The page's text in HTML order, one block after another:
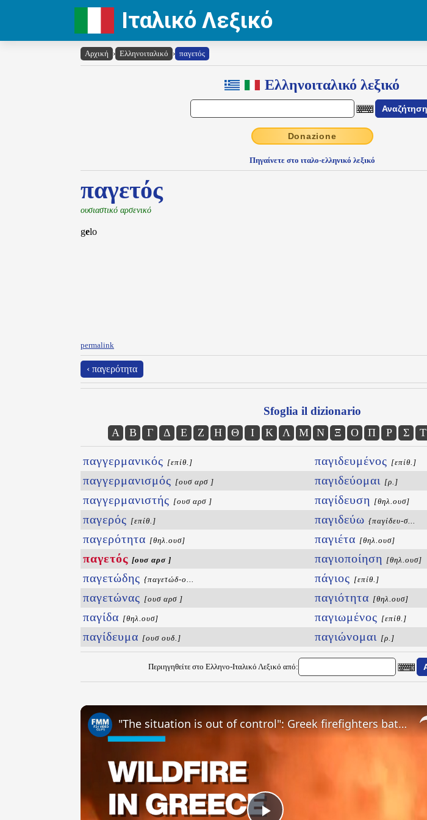
Ιταλικό Λεξικό
Αρχική › Ελληνοιταλικό › παγετός
Ελληνοιταλικό λεξικό
Donazione
Πηγαίνετε στο ιταλο-ελληνικό λεξικό
παγετός
ουσιαστικό αρσενικό
gelo
permalink
‹ παγερότητα
Sfoglia il dizionario
Α Β Γ Δ Ε Ζ Η Θ Ι Κ Λ Μ Ν Ξ Ο Π Ρ Σ Τ
παγγερμανικός [επίθ.]
παγγερμανισμός [ουσ αρσ ]
παγγερμανιστής [ουσ αρσ ]
παγερός [επίθ.]
παγερότητα [θηλ.ουσ]
παγετός [ουσ αρσ ]
παγετώδης {παγετώδ-ο...
παγετώνας [ουσ αρσ ]
παγίδα [θηλ.ουσ]
παγίδευμα [ουσ ουδ.]
παγιδευμένος [επίθ.]
παγιδεύομαι [ρ.]
παγίδευση [θηλ.ουσ]
παγιδεύω {παγίδευ-σ...
παγιέτα [θηλ.ουσ]
παγιοποίηση [θηλ.ουσ]
πάγιος [επίθ.]
παγιότητα [θηλ.ουσ]
παγιωμένος [επίθ.]
παγιώνομαι [ρ.]
Περιηγηθείτε στο Ελληνο-Ιταλικό Λεξικό από:
"The situation is out of control": Greek firefighters battle wildfire for fourth day